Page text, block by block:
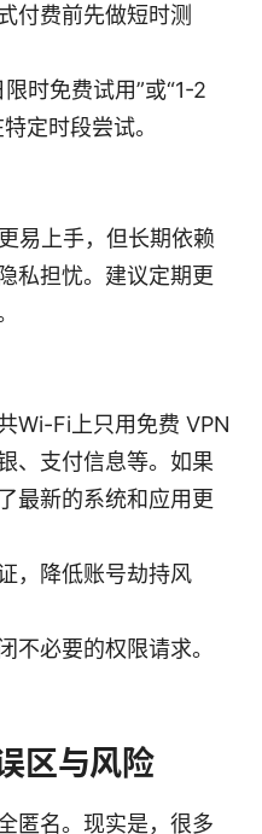
付费前先做短时测
时免费试用”或“1-2
定时段尝试。
易上手，但长期依赖
私担忧。建议定期更
Wi-Fi上只用免费 VPN
、支付信息等。如果
最新的系统和应用更
，降低账号劫持风
不必要的权限请求。
区与风险
匿名。现实是，很多